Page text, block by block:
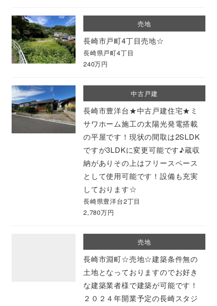
売地
長崎市戸町4丁目売地☆
長崎県戸町4丁目
240万円
中古戸建
長崎市豊洋台★中古戸建住宅★ミ
サワホーム施工の太陽光発電搭載
の平屋です！現状の間取は2SLDK
ですが3LDKに変更可能です♪蔵収
納がありその上はフリースペース
として使用可能です！設備も充実
しております☆
長崎県豊洋台2丁目
2,780万円
売地
長崎市淵町☆売地☆建築条件無の
土地となっておりますのでお好き
な建築業者様で建築が可能です！
２０２４年開業予定の長崎スタジ